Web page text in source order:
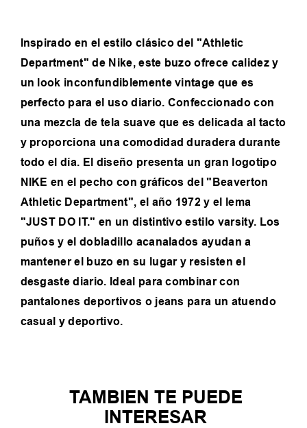
Inspirado en el estilo clásico del "Athletic
Department" de Nike, este buzo ofrece calidez y
un look inconfundiblemente vintage que es
perfecto para el uso diario. Confeccionado con
una mezcla de tela suave que es delicada al tacto
y proporciona una comodidad duradera durante
todo el día. El diseño presenta un gran logotipo
NIKE en el pecho con gráficos del "Beaverton
Athletic Department", el año 1972 y el lema
"JUST DO IT." en un distintivo estilo varsity. Los
puños y el dobladillo acanalados ayudan a
mantener el buzo en su lugar y resisten el
desgaste diario. Ideal para combinar con
pantalones deportivos o jeans para un atuendo
casual y deportivo.
TAMBIEN TE PUEDE
INTERESAR